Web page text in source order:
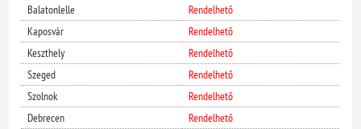
Balatonlelle
Rendelhető
Kaposvár
Rendelhető
Keszthely
Rendelhető
Szeged
Rendelhető
Szolnok
Rendelhető
Debrecen
Rendelhető